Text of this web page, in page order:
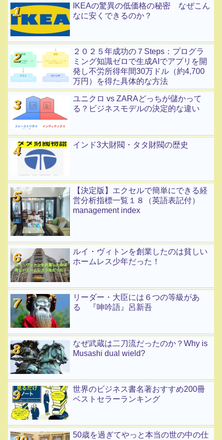
IKEAの驚異の低価格の秘密 なぜこん
なに安くできるのか？
２０２５年成功の７Steps：プログラ
ミング知識ゼロで生成AIでアプリを開
発し不労所得年間30万ドル（約4,700
万円）を得た具体的な方法
ユニクロ vs ZARAどっちが儲かって
る？ビジネスモデルの決定的な違い
インド3大財閥・タタ財閥の歴史
【決定版】エクセルで簡単にできる経
営分析指標一覧１８（英語表記付）
management index
ルイ・ヴィトンを創業したのは貧しい
ホームレス少年だった！
リーダー・大臣には６つの等級があ
る 『呻吟語』呂新吾
なぜ武蔵は二刀流だったのか？Why is
Musashi dual wield?
世界のビジネス書名著おすすめ200冊
ベストセラーランキング
50歳を過ぎてやっと本当の世の中の仕